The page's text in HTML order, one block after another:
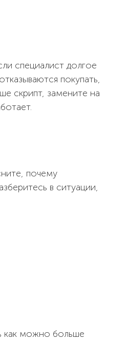
специалист долгое
покупать,
скрипт, замените на
почему
в ситуации,
как можно больше